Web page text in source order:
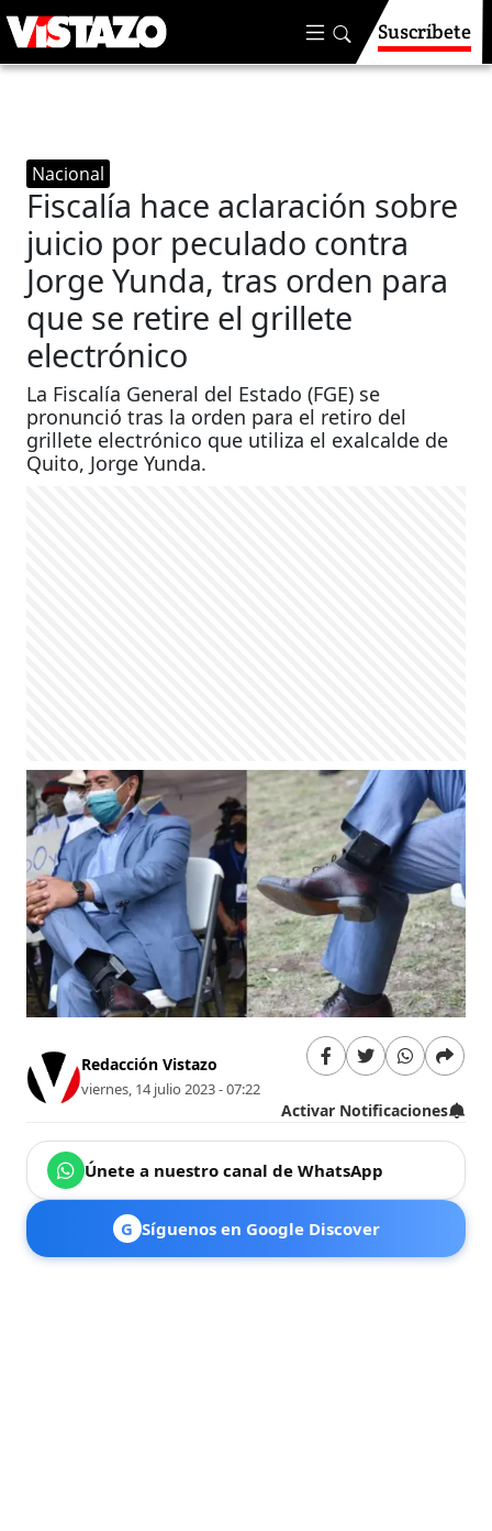
Suscríbete
Nacional
Fiscalía hace aclaración sobre
juicio por peculado contra
Jorge Yunda, tras orden para
que se retire el grillete
electrónico
La Fiscalía General del Estado (FGE) se
pronunció tras la orden para el retiro del
grillete electrónico que utiliza el exalcalde de
Quito, Jorge Yunda.
Redacción Vistazo
viernes, 14 julio 2023 - 07:22
Activar Notificaciones
Únete a nuestro canal de WhatsApp
G Síguenos en Google Discover